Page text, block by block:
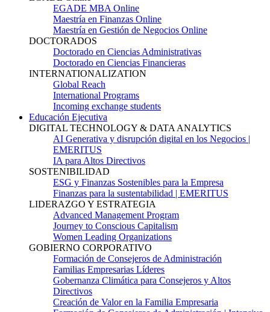
EGADE MBA Online
Maestría en Finanzas Online
Maestría en Gestión de Negocios Online
DOCTORADOS
Doctorado en Ciencias Administrativas
Doctorado en Ciencias Financieras
INTERNATIONALIZATION
Global Reach
International Programs
Incoming exchange students
Educación Ejecutiva
DIGITAL TECHNOLOGY & DATA ANALYTICS
AI Generativa y disrupción digital en los Negocios |
EMERITUS
IA para Altos Directivos
SOSTENIBILIDAD
ESG y Finanzas Sostenibles para la Empresa
Finanzas para la sustentabilidad | EMERITUS
LIDERAZGO Y ESTRATEGIA
Advanced Management Program
Journey to Conscious Capitalism
Women Leading Organizations
GOBIERNO CORPORATIVO
Formación de Consejeros de Administración
Familias Empresarias Líderes
Gobernanza Climática para Consejeros y Altos
Directivos
Creación de Valor en la Familia Empresaria